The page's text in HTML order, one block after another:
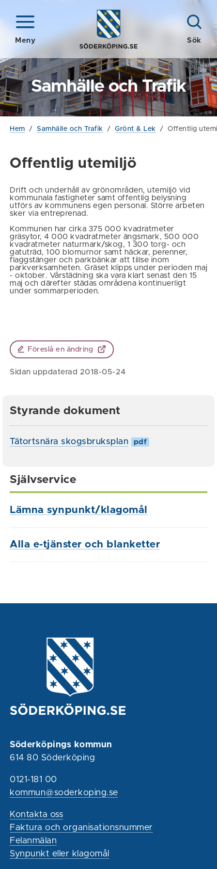
Meny Sök
Samhälle och Trafik
Hem / Samhälle och Trafik / Grönt & Lek / Offentlig
Offentlig utemiljö
Drift och underhåll av grönområden, utemiljö vid
kommunala fastigheter samt offentlig belysning
utförs av kommunens egen personal. Större arbeten
sker via entreprenad.
Kommunen har cirka 375 000 kvadratmeter
gräsytor, 4 000 kvadratmeter ängsmark, 500 000
kvadratmeter naturmark/skog, 1 300 torg- och
gatuträd, 100 blomurnor samt häckar, perenner,
flaggstänger och parkbänkar att tillse inom
parkverksamheten. Gräset klipps under perioden maj
- oktober. Vårstädning ska vara klart senast den 15
maj och därefter städas områdena kontinuerligt
under sommarperioden.
Föreslå en ändring
Sidan uppdaterad 2018-05-24
Styrande dokument
Tätortsnära skogsbruksplan pdf
Självservice
Lämna synpunkt/klagomål
Alla e-tjänster och blanketter
Söderköpings kommun
614 80 Söderköping
0121-181 00
kommun@soderkoping.se
Kontakta oss
Faktura och organisationsnummer
Felanmälan
Synpunkt eller klagomål